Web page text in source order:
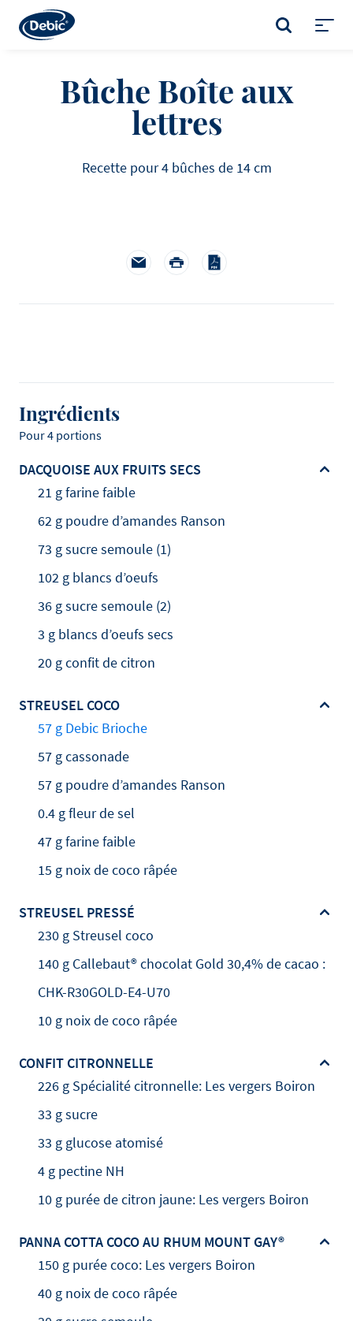
main
RECHERCHER
Bûche Boîte aux
lettres
Recette pour 4 bûches de 14 cm
Ingrédients
Pour 4 portions
DACQUOISE AUX FRUITS SECS
21 g farine faible
62 g poudre d’amandes Ranson
73 g sucre semoule (1)
102 g blancs d’oeufs
36 g sucre semoule (2)
3 g blancs d’oeufs secs
20 g confit de citron
STREUSEL COCO
57 g Debic Brioche
57 g cassonade
57 g poudre d’amandes Ranson
0.4 g fleur de sel
47 g farine faible
15 g noix de coco râpée
STREUSEL PRESSÉ
230 g Streusel coco
140 g Callebaut® chocolat Gold 30,4% de cacao :
CHK-R30GOLD-E4-U70
10 g noix de coco râpée
CONFIT CITRONNELLE
226 g Spécialité citronnelle: Les vergers Boiron
33 g sucre
33 g glucose atomisé
4 g pectine NH
10 g purée de citron jaune: Les vergers Boiron
PANNA COTTA COCO AU RHUM MOUNT GAY®
150 g purée coco: Les vergers Boiron
40 g noix de coco râpée